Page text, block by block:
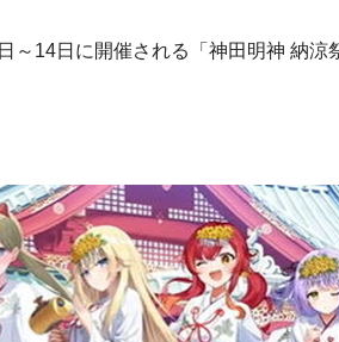
14日に開催される「神田明神 納涼